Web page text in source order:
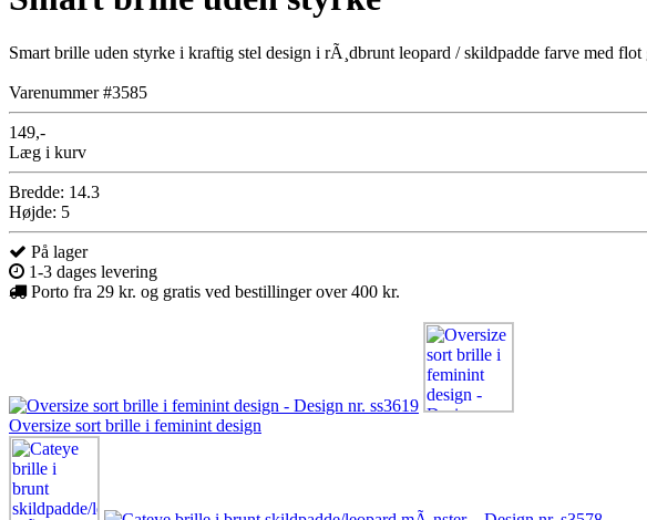
Smart brille uden styrke i kraftig stel design i rÃ¸dbrunt leopard / skildpadde farve med flot
Varenummer #3585
149,-
Læg i kurv
Bredde: 14.3
Højde: 5
På lager
1-3 dages levering
Porto fra 29 kr. og gratis ved bestillinger over 400 kr.
Oversize sort brille i feminint design